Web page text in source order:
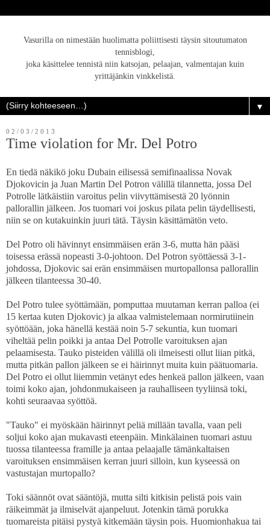
Vasurilla on nimestään huolimatta poliittisesti täysin sitoutumaton
tennisblogi,
joka käsittelee tennistä niin katsojan, pelaajan, valmentajan kuin
yrittäjänkin vinkkelistä.
▼
02/03/2013
Time violation for Mr. Del Potro
En tiedä näkikö joku Dubain eilisessä semifinaalissa Novak
Djokovicin ja Juan Martin Del Potron välillä tilannetta, jossa Del
Potrolle lätkäistiin varoitus pelin viivyttämisestä 20 lyönnin
pallorallin jälkeen. Jos tuomari voi joskus pilata pelin täydellisesti,
niin se on kutakuinkin juuri tätä. Täysin käsittämätön veto.
Del Potro oli hävinnyt ensimmäisen erän 3-6, mutta hän pääsi
toisessa erässä nopeasti 3-0-johtoon. Del Potron syöttäessä 3-1-
johdossa, Djokovic sai erän ensimmäisen murtopallonsa pallorallin
jälkeen tilanteessa 30-40.
Del Potro tulee syöttämään, pomputtaa muutaman kerran palloa (ei
15 kertaa kuten Djokovic) ja alkaa valmistelemaan normirutiinein
syöttöään, joka hänellä kestää noin 5-7 sekuntia, kun tuomari
viheltää pelin poikki ja antaa Del Potrolle varoituksen ajan
pelaamisesta. Tauko pisteiden välillä oli ilmeisesti ollut liian pitkä,
mutta pitkän pallon jälkeen se ei häirinnyt muita kuin päätuomaria.
Del Potro ei ollut liiemmin vetänyt edes henkeä pallon jälkeen, vaan
toimi koko ajan, johdonmukaiseen ja rauhalliseen tyyliinsä toki,
kohti seuraavaa syöttöä.
"Tauko" ei myöskään häirinnyt peliä millään tavalla, vaan peli
soljui koko ajan mukavasti eteenpäin. Minkälainen tuomari astuu
tuossa tilanteessa framille ja antaa pelaajalle tämänkaltaisen
varoituksen ensimmäisen kerran juuri silloin, kun kyseessä on
vastustajan murtopallo?
Toki säännöt ovat sääntöjä, mutta silti kitkisin pelistä pois vain
räikeimmät ja ilmiselvät ajanpeluut. Jotenkin tämä porukka
tuomareista pitäisi pystyä kitkemään täysin pois. Huomionhakua tai